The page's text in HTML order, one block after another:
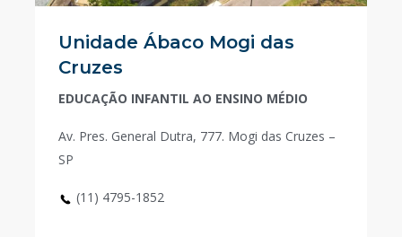
Unidade Ábaco Mogi das
Cruzes
EDUCAÇÃO INFANTIL AO ENSINO MÉDIO
Av. Pres. General Dutra, 777. Mogi das Cruzes –
SP
(11) 4795-1852